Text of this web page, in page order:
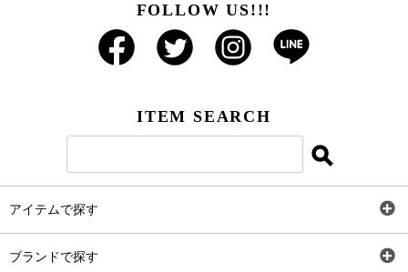
FOLLOW US!!!
ITEM SEARCH
アイテムで探す
ブランドで探す